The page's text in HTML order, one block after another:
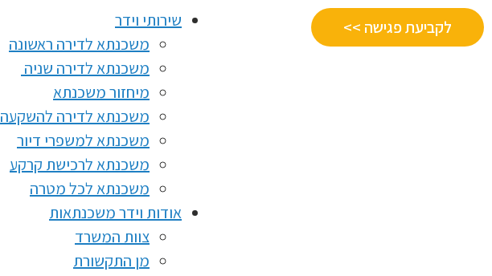
לקביעת פגישה >>
שירותי וידר
משכנתא לדירה ראשונה
משכנתא לדירה שניה
מיחזור משכנתא
משכנתא לדירה להשקעה
משכנתא למשפרי דיור
משכנתא לרכישת קרקע
משכנתא לכל מטרה
אודות וידר משכנתאות
צוות המשרד
מן התקשורת